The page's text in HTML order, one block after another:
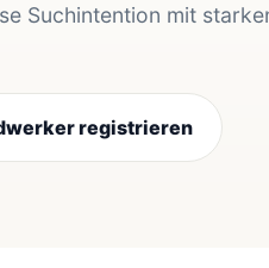
Suchintention mit
registrieren